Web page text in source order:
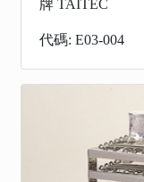
牌 TAITEC
代碼: E03-004